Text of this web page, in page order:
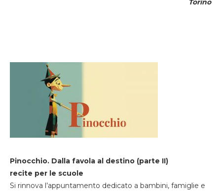
Torino
Pinocchio. Dalla favola al destino (parte II)
recite per le scuole
Si rinnova l’appuntamento dedicato a bambini, famiglie e